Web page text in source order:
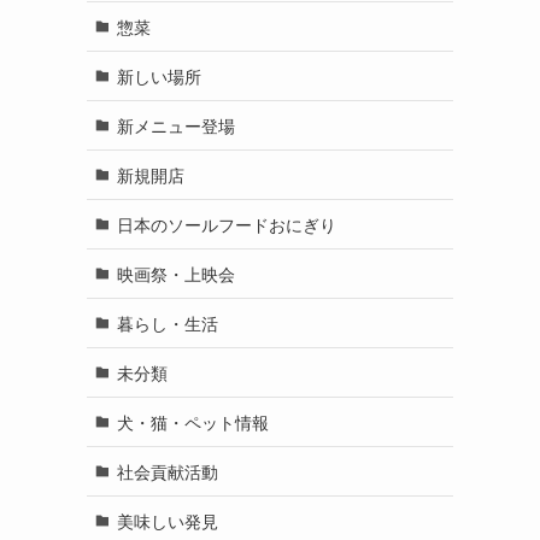
惣菜
新しい場所
新メニュー登場
新規開店
日本のソールフードおにぎり
映画祭・上映会
暮らし・生活
未分類
犬・猫・ペット情報
社会貢献活動
美味しい発見